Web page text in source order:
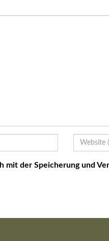
mit der Speicherung und